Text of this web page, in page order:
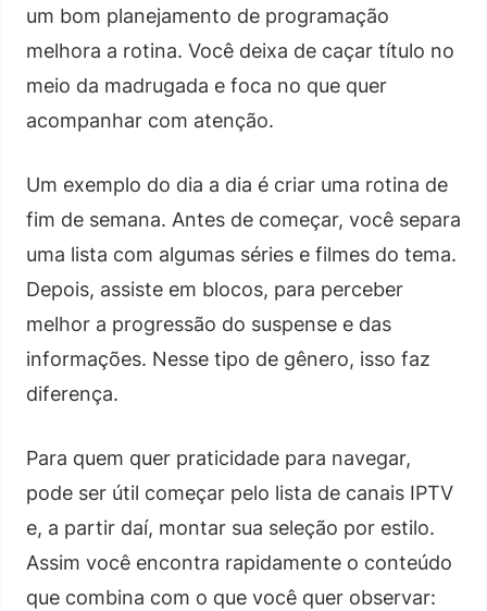
um bom planejamento de programação
melhora a rotina. Você deixa de caçar título no
meio da madrugada e foca no que quer
acompanhar com atenção.
Um exemplo do dia a dia é criar uma rotina de
fim de semana. Antes de começar, você separa
uma lista com algumas séries e filmes do tema.
Depois, assiste em blocos, para perceber
melhor a progressão do suspense e das
informações. Nesse tipo de gênero, isso faz
diferença.
Para quem quer praticidade para navegar,
pode ser útil começar pelo lista de canais IPTV
e, a partir daí, montar sua seleção por estilo.
Assim você encontra rapidamente o conteúdo
que combina com o que você quer observar: